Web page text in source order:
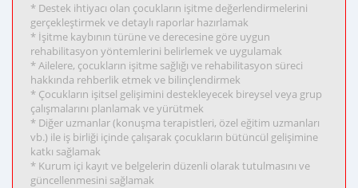
* Destek ihtiyacı olan çocukların işitme değerlendirmelerini
gerçekleştirmek ve detaylı raporlar hazırlamak
* İşitme kaybının türüne ve derecesine göre uygun
rehabilitasyon yöntemlerini belirlemek ve uygulamak
* Ailelere, çocukların işitme sağlığı ve rehabilitasyon süreci
hakkında rehberlik etmek ve bilinçlendirmek
* Çocukların işitsel gelişimini destekleyecek bireysel veya grup
çalışmalarını planlamak ve yürütmek
* Diğer uzmanlar (konuşma terapistleri, özel eğitim uzmanları
vb.) ile iş birliği içinde çalışarak çocukların bütüncül gelişimine
katkı sağlamak
* Kurum içi kayıt ve belgelerin düzenli olarak tutulmasını ve
güncellenmesini sağlamak